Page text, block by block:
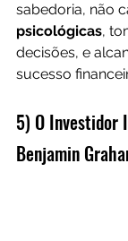
sabedoria, não
psicológicas,
decisões, e
sucesso
5) O Investidor
Benjamin